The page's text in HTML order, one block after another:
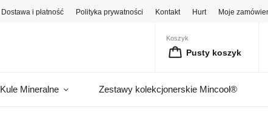
Dostawa i płatność Polityka prywatności Kontakt Hurt Moje
Koszyk
Pusty koszyk
Kule Mineralne Zestawy kolekcjonerskie Mincool®